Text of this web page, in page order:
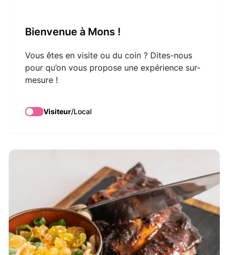
Bienvenue à Mons !
Vous êtes en visite ou du coin ? Dites-nous
pour qu’on vous propose une expérience sur-
mesure !
Visiteur/Local
La Cour des Dames
12/20